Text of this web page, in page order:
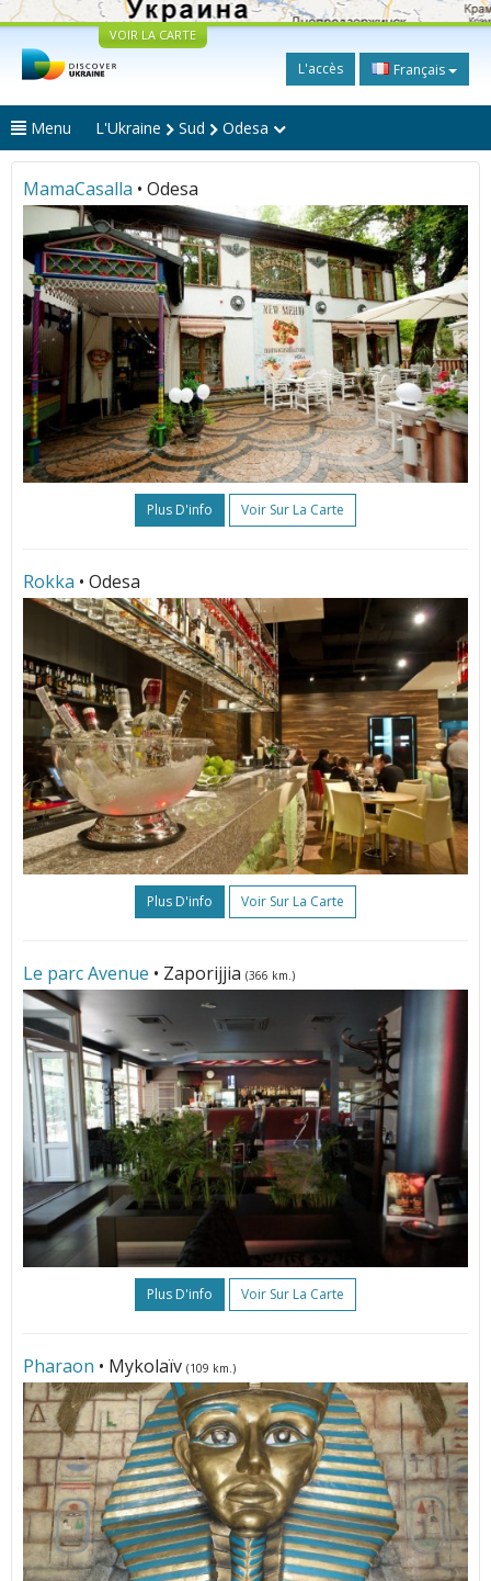
VOIR LA CARTE
L'accès Français
Menu L'Ukraine Sud Odesa
MamaCasalla • Odesa
Plus D'info Voir Sur La Carte
Rokka • Odesa
Plus D'info Voir Sur La Carte
Le parc Avenue • Zaporijjia (366 km.)
Plus D'info Voir Sur La Carte
Pharaon • Mykolaïv (109 km.)